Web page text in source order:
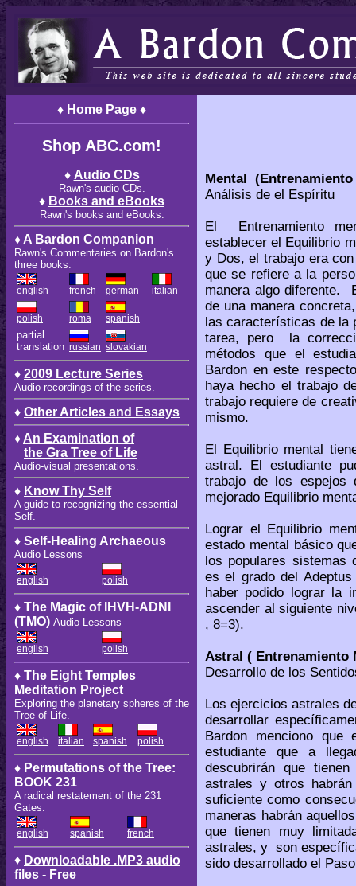
♦ Home Page ♦
Shop ABC.com!
♦ Audio CDs
Rawn's audio-CDs.
♦ Books and eBooks
Rawn's books and eBooks.
♦ A Bardon Companion
Rawn's Commentaries on Bardon's
three books:
english french german italian
polish roma spanish
partial
translation russian slovakian
♦ 2009 Lecture Series
Audio recordings of the series.
♦ Other Articles and Essays
♦ An Examination of
the Gra Tree of Life
Audio-visual presentations.
♦ Know Thy Self
A guide to recognizing the essential
Self.
♦ Self-Healing Archaeous
Audio Lessons
english polish
♦ The Magic of IHVH-ADNI
(TMO) Audio Lessons
english polish
♦ The Eight Temples
Meditation Project
Exploring the planetary spheres of the
Tree of Life.
english italian spanish polish
♦ Permutations of the Tree:
BOOK 231
A radical restatement of the 231
Gates.
english spanish french
♦ Downloadable .MP3 audio
files - Free
Mental
Análisis de el Espíritu
El Entrenamiento
establecer el Equilibrio
y Dos, el trabajo era
que se refiere a la
manera algo diferente.
de una manera
las características de la
tarea, pero la
métodos que el
Bardon en este
haya hecho el trabajo
trabajo requiere de
mismo.
El Equilibrio mental
astral. El estudiante
trabajo de los
mejorado Equilibrio
Lograr el Equilibrio
estado mental básico
los populares sistemas
es el grado del
haber podido lograr la
ascender al siguiente
, 8=3).
Astral ( Entrenamiento
Desarrollo de los
Los ejercicios astrales
desarrollar
Bardon menciono
estudiante que a
descubrirán que
astrales y otros
suficiente como
maneras habrán
que tienen muy
astrales, y son
sido desarrollado el